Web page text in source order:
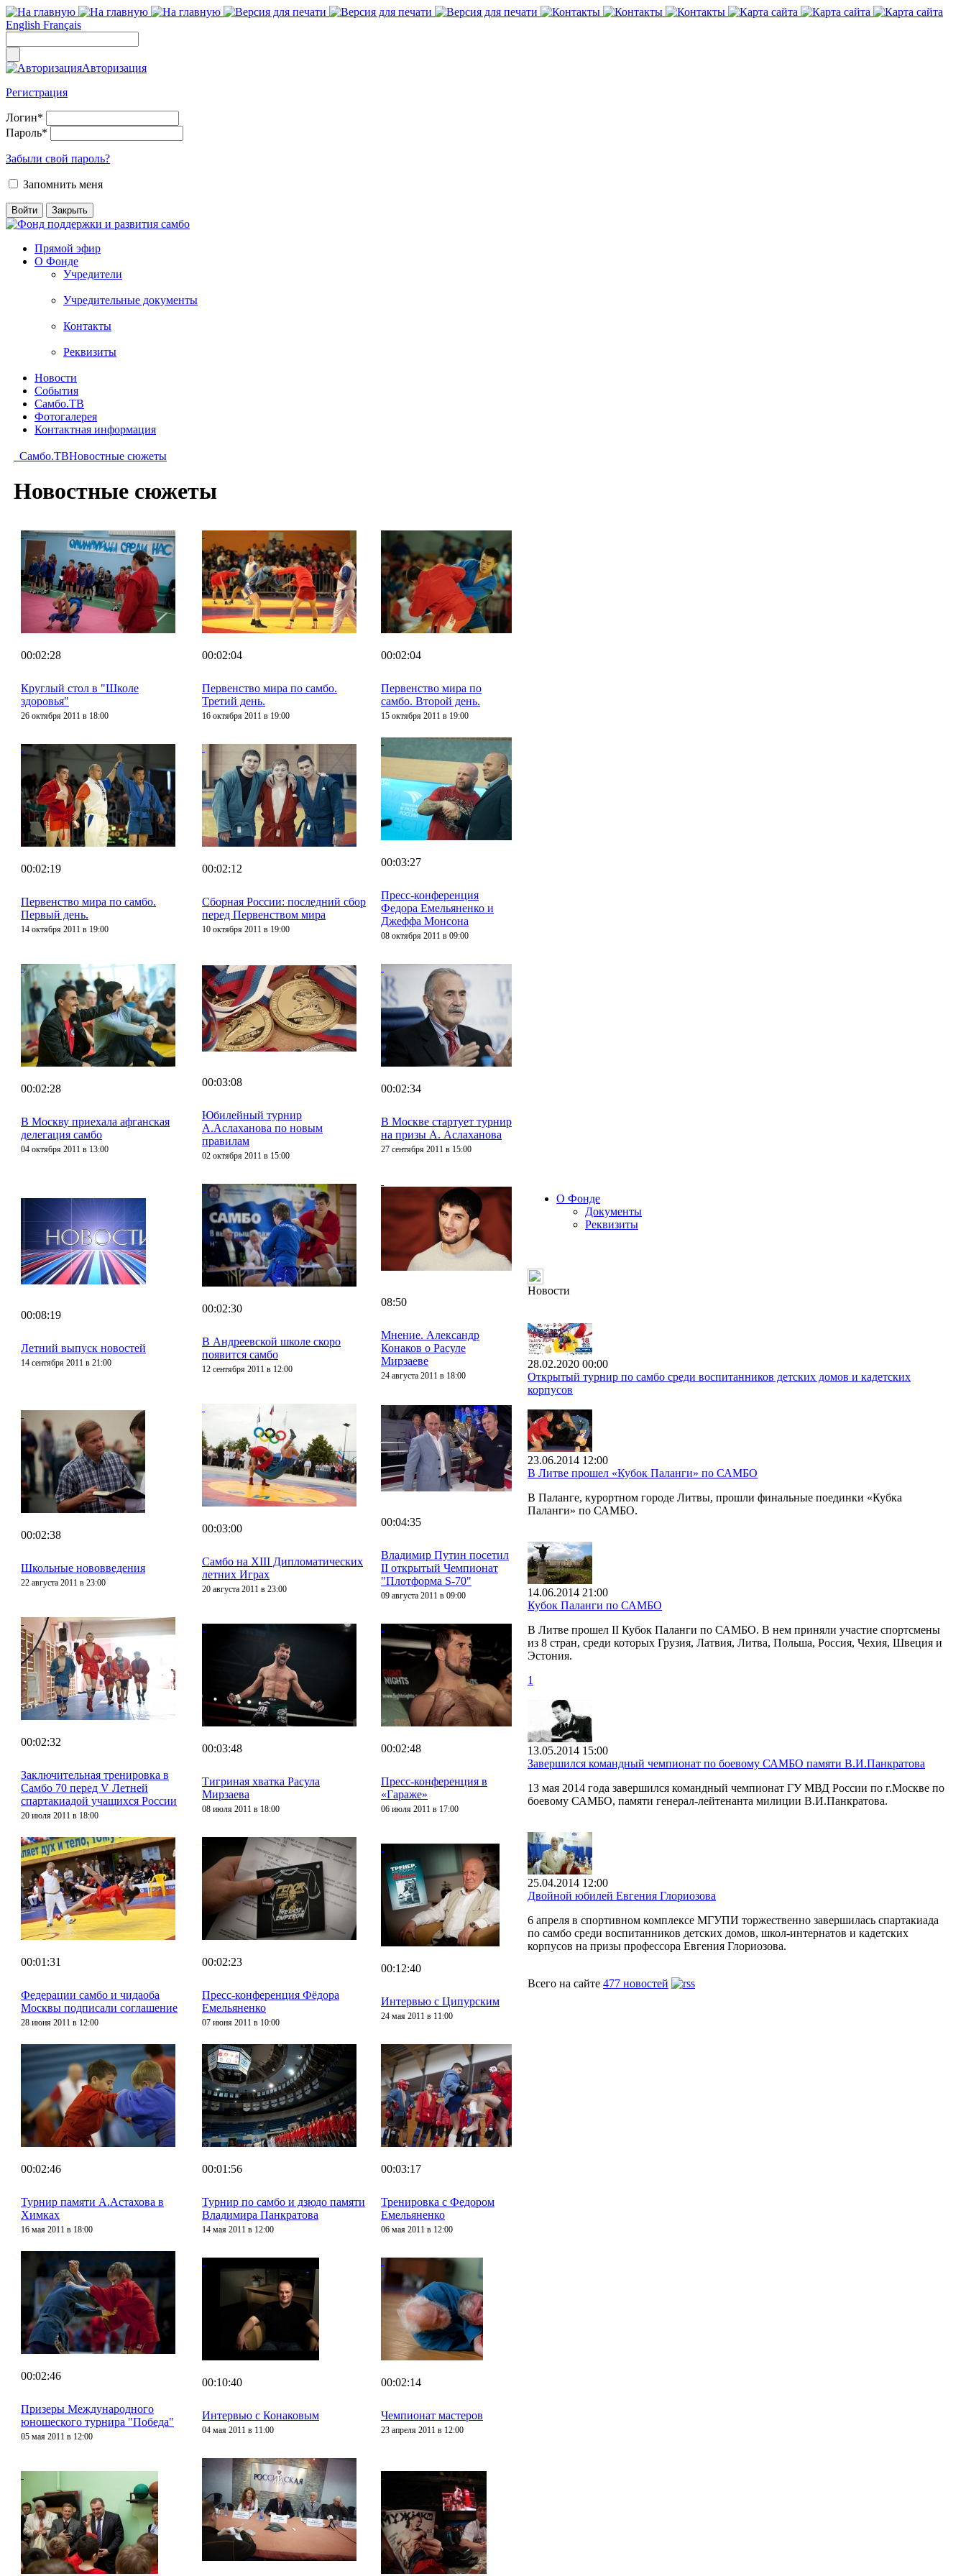
English Français
Авторизация
Регистрация
Логин*
Пароль*
Забыли свой пароль?
Запомнить меня
Прямой эфир
О Фонде
Учредители
Учредительные документы
Контакты
Реквизиты
Новости
События
Самбо.ТВ
Фотогалерея
Контактная информация
Самбо.ТВНовостные сюжеты
Новостные сюжеты
00:02:28
Круглый стол в "Школе
здоровья"
26 октября 2011 в 18:00
00:02:04
Первенство мира по самбо.
Третий день.
16 октября 2011 в 19:00
00:02:04
Первенство мира по
самбо. Второй день.
15 октября 2011 в 19:00
00:02:19
Первенство мира по самбо.
Первый день.
14 октября 2011 в 19:00
00:02:12
Сборная России: последний сбор
перед Первенством мира
10 октября 2011 в 19:00
00:03:27
Пресс-конференция
Федора Емельяненко и
Джеффа Монсона
08 октября 2011 в 09:00
00:02:28
В Москву приехала афганская
делегация самбо
04 октября 2011 в 13:00
00:03:08
Юбилейный турнир
А.Аслаханова по новым
правилам
02 октября 2011 в 15:00
00:02:34
В Москве стартует турнир
на призы А. Аслаханова
27 сентября 2011 в 15:00
00:08:19
Летний выпуск новостей
14 сентября 2011 в 21:00
00:02:30
В Андреевской школе скоро
появится самбо
12 сентября 2011 в 12:00
08:50
Мнение. Александр
Конаков о Расуле
Мирзаеве
24 августа 2011 в 18:00
00:02:38
Школьные нововведения
22 августа 2011 в 23:00
00:03:00
Самбо на XIII Дипломатических
летних Играх
20 августа 2011 в 23:00
00:04:35
Владимир Путин посетил
II открытый Чемпионат
"Плотформа S-70"
09 августа 2011 в 09:00
00:02:32
Заключительная тренировка в
Самбо 70 перед V Летней
спартакиадой учащихся России
20 июля 2011 в 18:00
00:03:48
Тигриная хватка Расула
Мирзаева
08 июля 2011 в 18:00
00:02:48
Пресс-конференция в
«Гараже»
06 июля 2011 в 17:00
00:01:31
Федерации самбо и чидаоба
Москвы подписали соглашение
28 июня 2011 в 12:00
00:02:23
Пресс-конференция Фёдора
Емельяненко
07 июня 2011 в 10:00
00:12:40
Интервью с Ципурским
24 мая 2011 в 11:00
00:02:46
Турнир памяти А.Астахова в
Химках
16 мая 2011 в 18:00
00:01:56
Турнир по самбо и дзюдо памяти
Владимира Панкратова
14 мая 2011 в 12:00
00:03:17
Тренировка с Федором
Емельяненко
06 мая 2011 в 12:00
00:02:46
Призеры Международного
юношеского турнира "Победа"
05 мая 2011 в 12:00
00:10:40
Интервью с Конаковым
04 мая 2011 в 11:00
00:02:14
Чемпионат мастеров
23 апреля 2011 в 12:00
О Фонде
Документы
Реквизиты
Новости
28.02.2020 00:00
Открытый турнир по самбо среди воспитанников детских домов и кадетских
корпусов
23.06.2014 12:00
В Литве прошел «Кубок Паланги» по САМБО
В Паланге, курортном городе Литвы, прошли финальные поединки «Кубка
Паланги» по САМБО.
14.06.2014 21:00
Кубок Паланги по САМБО
В Литве прошел II Кубок Паланги по САМБО. В нем приняли участие спортсмены
из 8 стран, среди которых Грузия, Латвия, Литва, Польша, Россия, Чехия, Швеция и
Эстония.
1
13.05.2014 15:00
Завершился командный чемпионат по боевому САМБО памяти В.И.Панкратова
13 мая 2014 года завершился командный чемпионат ГУ МВД России по г.Москве по
боевому САМБО, памяти генерал-лейтенанта милиции В.И.Панкратова.
25.04.2014 12:00
Двойной юбилей Евгения Глориозова
6 апреля в спортивном комплексе МГУПИ торжественно завершилась спартакиада
по самбо среди воспитанников детских домов, школ-интернатов и кадетских
корпусов на призы профессора Евгения Глориозова.
Всего на сайте 477 новостей